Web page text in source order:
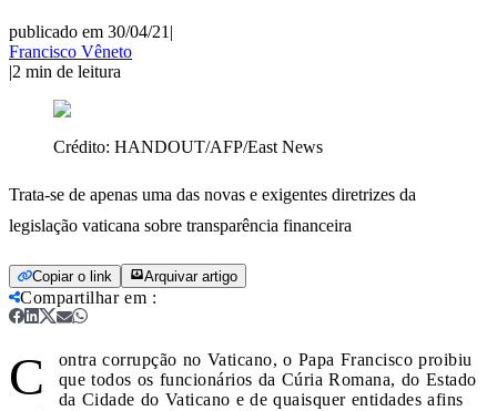
publicado em 30/04/21 |
Francisco Vêneto
|2 min de leitura
Crédito: HANDOUT/AFP/East News
Trata-se de apenas uma das novas e exigentes diretrizes da
legislação vaticana sobre transparência financeira
Copiar o link Arquivar artigo
Compartilhar em :
C
ontra corrupção no Vaticano, o Papa Francisco proibiu
que todos os funcionários da Cúria Romana, do Estado
da Cidade do Vaticano e de quaisquer entidades afins